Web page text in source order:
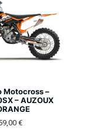
Motocross –
– AUZOUX
€